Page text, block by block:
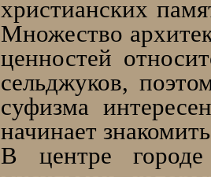
христианских
Множество
ценностей
сельджуков,
суфизма
начинает
В центре